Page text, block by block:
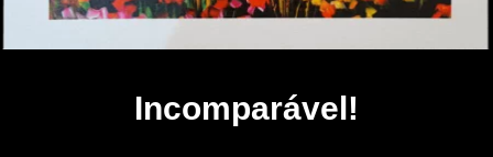
Incomparável!